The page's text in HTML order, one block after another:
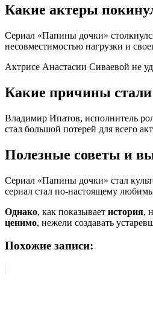
Какие актеры
Сериал «Папины дочки»
несовместимостью нагрузки и
Актрисе Анастасии Сиваевой не
Какие причины стали
Владимир Ипатов, исполнитель
стал большой потерей для всего
Полезные советы и
Сериал «Папины дочки» стал
сериал стал по-настоящему
Однако, как показывает история,
ценимо, нежели создавать
Похожие записи: